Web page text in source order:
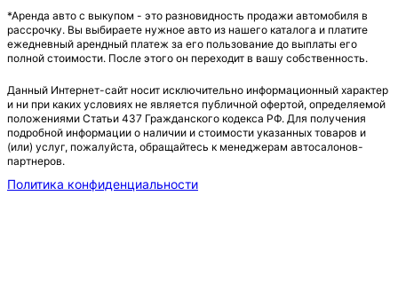
*Аренда авто с выкупом - это разновидность продажи автомобиля в
рассрочку. Вы выбираете нужное авто из нашего каталога и платите
ежедневный арендный платеж за его пользование до выплаты его
полной стоимости. После этого он переходит в вашу собственность.
Данный Интернет-сайт носит исключительно информационный характер
и ни при каких условиях не является публичной офертой, определяемой
положениями Статьи 437 Гражданского кодекса РФ. Для получения
подробной информации о наличии и стоимости указанных товаров и
(или) услуг, пожалуйста, обращайтесь к менеджерам автосалонов-
партнеров.
Политика конфиденциальности